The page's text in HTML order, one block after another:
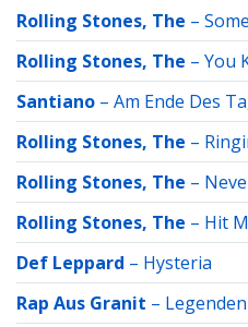
Rolling Stones, The –
Rolling Stones, The – You
Santiano – Am Ende Des
Rolling Stones, The –
Rolling Stones, The –
Rolling Stones, The – Hit
Def Leppard – Hysteria
Rap Aus Granit –